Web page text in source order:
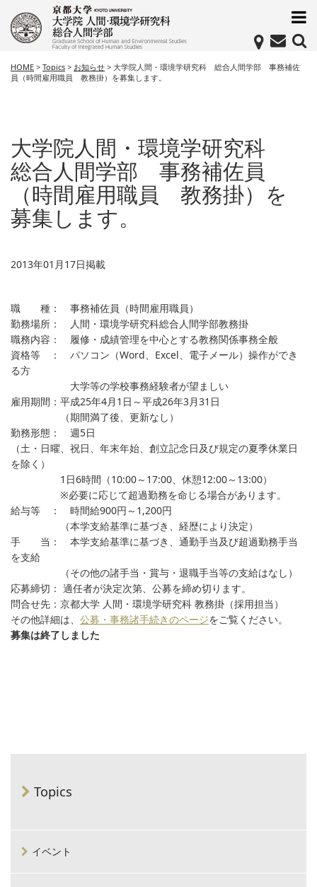
HOME > Topics > お知らせ > 大学院人間・環境学研究科 総合人間学部 事務補佐
員（時間雇用職員 教務掛）を募集します。
大学院人間・環境学研究科
総合人間学部 事務補佐員
（時間雇用職員 教務掛）を
募集します。
2013年01月17日掲載
職 種： 事務補佐員（時間雇用職員）
勤務場所： 人間・環境学研究科総合人間学部教務掛
職務内容： 履修・成績管理を中心とする教務関係事務全般
資格等 ： パソコン（Word、Excel、電子メール）操作ができ
る方
大学等の学校事務経験者が望ましい
雇用期間：平成25年4月1日～平成26年3月31日
（期間満了後、更新なし）
勤務形態： 週5日
（土・日曜、祝日、年末年始、創立記念日及び規定の夏季休業日
を除く）
1日6時間（10:00～17:00、休憩12:00～13:00）
※必要に応じて超過勤務を命じる場合があります。
給与等 ： 時間給900円～1,200円
（本学支給基準に基づき、経歴により決定）
手 当： 本学支給基準に基づき、通勤手当及び超過勤務手当
を支給
（その他の諸手当・賞与・退職手当等の支給はなし）
応募締切： 適任者が決定次第、公募を締め切ります。
問合せ先：京都大学 人間・環境学研究科 教務掛（採用担当）
その他詳細は、 公募・事務諸手続きのページをご覧ください。
募集は終了しました
Topics
イベント